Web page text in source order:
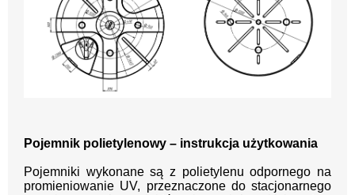
Pojemnik polietylenowy – instrukcja użytkowania
Pojemniki wykonane są z polietylenu odpornego na
promieniowanie UV, przeznaczone do stacjonarnego